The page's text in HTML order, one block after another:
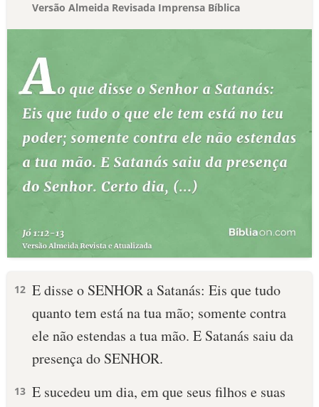
Versão Almeida Revisada Imprensa Bíblica
12 E disse o SENHOR a Satanás: Eis que tudo
quanto tem está na tua mão; somente contra
ele não estendas a tua mão. E Satanás saiu da
presença do SENHOR.
13 E sucedeu um dia, em que seus filhos e suas